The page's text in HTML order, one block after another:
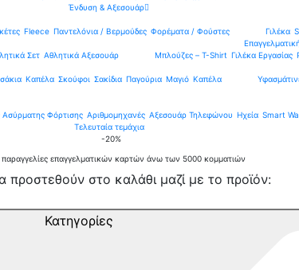
Ένδυση & Aξεσουάρ
Fleece Παντελόνια / Βερμούδες Φορέματα / Φούστες
Γιλέκα
Σετ Αθλητικά Αξεσουάρ
Μπλούζες – T-Shirt Γιλέκα Εργασίας
Καπέλα Σκούφοι Σακίδια Παγούρια Μαγιό Καπέλα
Ασύρματης Φόρτισης Αριθμομηχανές Αξεσουάρ Τηλεφώνου Ηχεία Smart
Τελευταία τεμάχια
-20%
παραγγελίες επαγγελματικών καρτών άνω των 5000 κομματιών
Κατηγορίες
προστεθούν στο καλάθι μαζί με το προϊόν: